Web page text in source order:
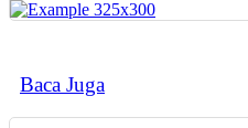
Baca Juga